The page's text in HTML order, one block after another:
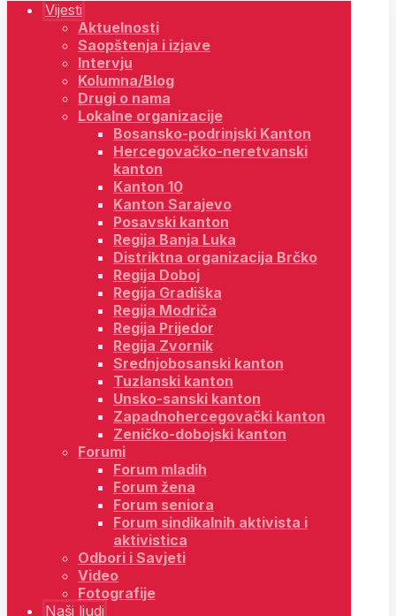
Vijesti
Aktuelnosti
Saopštenja i izjave
Intervju
Kolumna/Blog
Drugi o nama
Lokalne organizacije
Bosansko-podrinjski Kanton
Hercegovačko-neretvanski
kanton
Kanton 10
Kanton Sarajevo
Posavski kanton
Regija Banja Luka
Distriktna organizacija Brčko
Regija Doboj
Regija Gradiška
Regija Modriča
Regija Prijedor
Regija Zvornik
Srednjobosanski kanton
Tuzlanski kanton
Unsko-sanski kanton
Zapadnohercegovački kanton
Zeničko-dobojski kanton
Forumi
Forum mladih
Forum žena
Forum seniora
Forum sindikalnih aktivista i
aktivistica
Odbori i Savjeti
Video
Fotografije
Naši ljudi